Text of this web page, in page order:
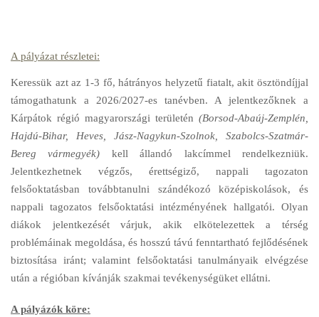
A pályázat részletei:
Keressük azt az 1-3 fő, hátrányos helyzetű fiatalt, akit ösztöndíjjal
támogathatunk a 2026/2027-es tanévben. A jelentkezőknek a
Kárpátok régió magyarországi területén (Borsod-Abaúj-Zemplén,
Hajdú-Bihar, Heves, Jász-Nagykun-Szolnok, Szabolcs-Szatmár-
Bereg vármegyék) kell állandó lakcímmel rendelkezniük.
Jelentkezhetnek végzős, érettségiző, nappali tagozaton
felsőoktatásban továbbtanulni szándékozó középiskolások, és
nappali tagozatos felsőoktatási intézményének hallgatói. Olyan
diákok jelentkezését várjuk, akik elkötelezettek a térség
problémáinak megoldása, és hosszú távú fenntartható fejlődésének
biztosítása iránt; valamint felsőoktatási tanulmányaik elvégzése
után a régióban kívánják szakmai tevékenységüket ellátni.
A pályázók köre: